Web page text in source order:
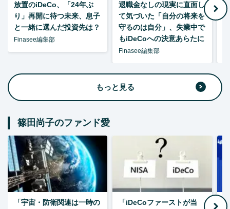
放置のiDeCo、「24年ぶ
り」再開に待つ未来、息子
と一緒に選んだ投資先は？
Finasee編集部
退職金なしの現実に直面し
て気づいた「自分の将来を
守るのは自分」、失業中で
もiDeCoへの決意あらたに
Finasee編集部
もっと見る
篠田尚子のファンド愛
「宇宙・防衛関連は一時の
「iDeCoファーストが当